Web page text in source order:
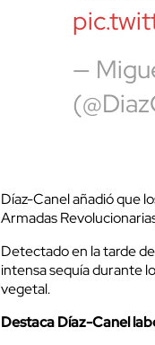
—
Díaz-Canel añadió que
Armadas
Detectado en la tarde
intensa sequía durante
vegetal.
Destaca Díaz-Canel